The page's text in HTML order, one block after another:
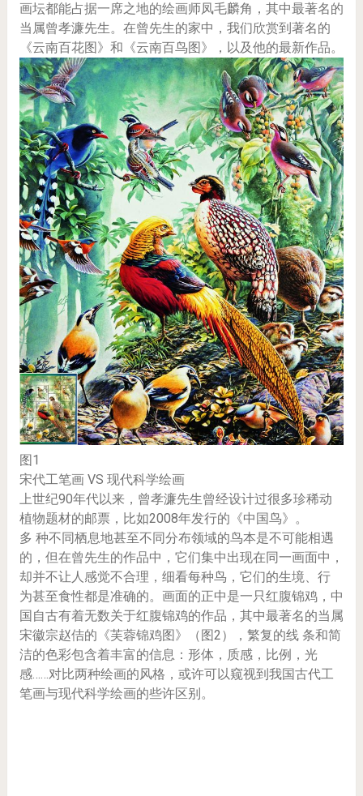
画坛都能占据一席之地的绘画师凤毛麟角，其中最著名的
当属曾孝濂先生。在曾先生的家中，我们欣赏到著名的
《云南百花图》和《云南百鸟图》，以及他的最新作品。
图1
宋代工笔画 VS 现代科学绘画
上世纪90年代以来，曾孝濂先生曾经设计过很多珍稀动
植物题材的邮票，比如2008年发行的《中国鸟》。
多 种不同栖息地甚至不同分布领域的鸟本是不可能相遇
的，但在曾先生的作品中，它们集中出现在同一画面中，
却并不让人感觉不合理，细看每种鸟，它们的生境、行
为甚至食性都是准确的。画面的正中是一只红腹锦鸡，中
国自古有着无数关于红腹锦鸡的作品，其中最著名的当属
宋徽宗赵佶的《芙蓉锦鸡图》（图2），繁复的线 条和简
洁的色彩包含着丰富的信息：形体，质感，比例，光
感……对比两种绘画的风格，或许可以窥视到我国古代工
笔画与现代科学绘画的些许区别。